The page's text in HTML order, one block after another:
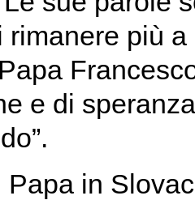
rimanere più
e di
in